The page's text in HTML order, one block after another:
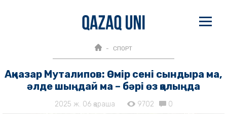
СПОРТ
Ақназар Муталипов: Өмір сені сындыра ма,
әлде шыңдай ма – бәрі өз қолыңда
2025 ж. 06 қараша 9702 0